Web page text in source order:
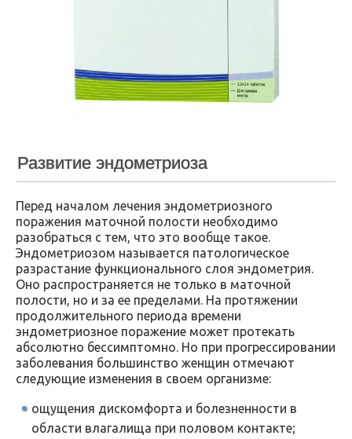
Развитие эндометриоза
Перед началом лечения эндометриозного
поражения маточной полости необходимо
разобраться с тем, что это вообще такое.
Эндометриозом называется патологическое
разрастание функционального слоя эндометрия.
Оно распространяется не только в маточной
полости, но и за ее пределами. На протяжении
продолжительного периода времени
эндометриозное поражение может протекать
абсолютно бессимптомно. Но при прогрессировании
заболевания большинство женщин отмечают
следующие изменения в своем организме:
ощущения дискомфорта и болезненности в
области влагалища при половом контакте;